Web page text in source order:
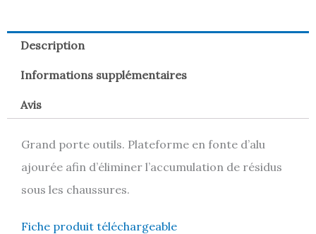
Description
Informations supplémentaires
Avis
Grand porte outils. Plateforme en fonte d’alu
ajourée afin d’éliminer l’accumulation de résidus
sous les chaussures.
Fiche produit téléchargeable